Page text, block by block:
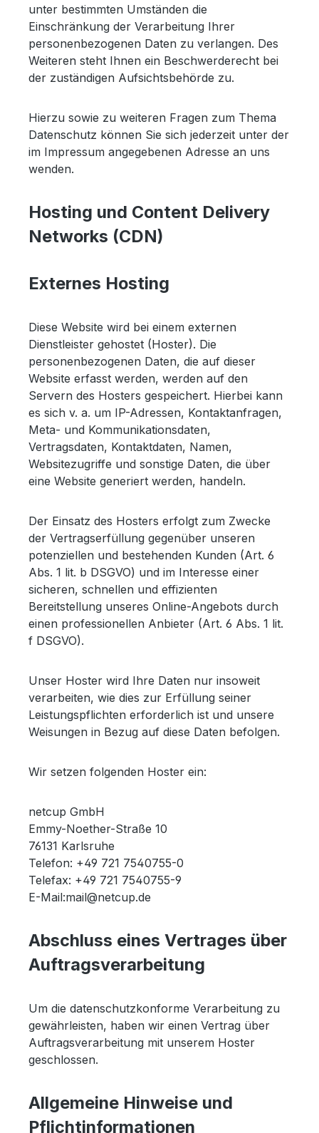
unter bestimmten Umständen die
Einschränkung der Verarbeitung Ihrer
personenbezogenen Daten zu verlangen. Des
Weiteren steht Ihnen ein Beschwerderecht bei
der zuständigen Aufsichtsbehörde zu.
Hierzu sowie zu weiteren Fragen zum Thema
Datenschutz können Sie sich jederzeit unter der
im Impressum angegebenen Adresse an uns
wenden.
Hosting und Content Delivery
Networks (CDN)
Externes Hosting
Diese Website wird bei einem externen
Dienstleister gehostet (Hoster). Die
personenbezogenen Daten, die auf dieser
Website erfasst werden, werden auf den
Servern des Hosters gespeichert. Hierbei kann
es sich v. a. um IP-Adressen, Kontaktanfragen,
Meta- und Kommunikationsdaten,
Vertragsdaten, Kontaktdaten, Namen,
Websitezugriffe und sonstige Daten, die über
eine Website generiert werden, handeln.
Der Einsatz des Hosters erfolgt zum Zwecke
der Vertragserfüllung gegenüber unseren
potenziellen und bestehenden Kunden (Art. 6
Abs. 1 lit. b DSGVO) und im Interesse einer
sicheren, schnellen und effizienten
Bereitstellung unseres Online-Angebots durch
einen professionellen Anbieter (Art. 6 Abs. 1 lit.
f DSGVO).
Unser Hoster wird Ihre Daten nur insoweit
verarbeiten, wie dies zur Erfüllung seiner
Leistungspflichten erforderlich ist und unsere
Weisungen in Bezug auf diese Daten befolgen.
Wir setzen folgenden Hoster ein:
netcup GmbH
Emmy-Noether-Straße 10
76131 Karlsruhe
Telefon: +49 721 7540755-0
Telefax: +49 721 7540755-9
E-Mail:mail@netcup.de
Abschluss eines Vertrages über
Auftragsverarbeitung
Um die datenschutzkonforme Verarbeitung zu
gewährleisten, haben wir einen Vertrag über
Auftragsverarbeitung mit unserem Hoster
geschlossen.
Allgemeine Hinweise und
Pflichtinformationen